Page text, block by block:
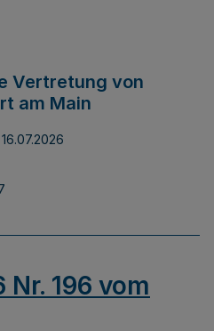
Vertretung von
am Main
16.07.2026
Nr. 196 vom